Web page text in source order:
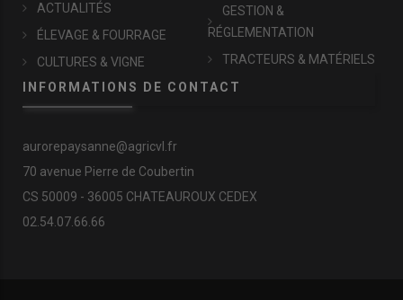
ACTUALITÉS
ÉLEVAGE & FOURRAGE
CULTURES & VIGNE
GESTION &
RÉGLEMENTATION
TRACTEURS & MATÉRIELS
INFORMATIONS DE CONTACT
aurorepaysanne@agricvl.fr
70 avenue Pierre de Coubertin
CS 50009 - 36005 CHATEAUROUX CEDEX
02.54.07.66.66